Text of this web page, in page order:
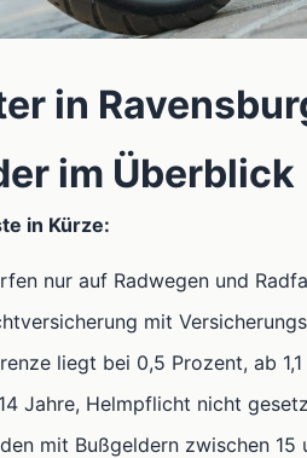
in
im Überblick
in Kürze:
nur auf Radwegen und
mit
liegt bei 0,5 Prozent, ab
Jahre, Helmpflicht nicht
mit Bußgeldern zwischen 15